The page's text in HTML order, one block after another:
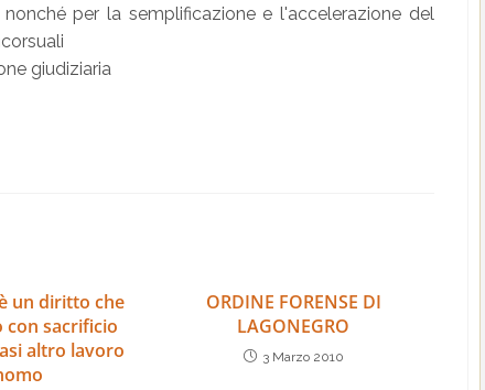
per la semplificazione e l'accelerazione del
giudiziaria
un diritto che
con sacrificio
altro lavoro
ORDINE FORENSE DI
LAGONEGRO
3 Marzo 2010